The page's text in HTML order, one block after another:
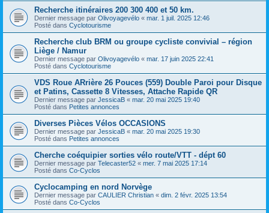
Recherche itinéraires 200 300 400 et 50 km.
Dernier message par Olivoyagevélo « mar. 1 juil. 2025 12:46
Posté dans Cyclotourisme
Recherche club BRM ou groupe cycliste convivial – région
Liège / Namur
Dernier message par Olivoyagevélo « mar. 17 juin 2025 22:41
Posté dans Cyclotourisme
VDS Roue ARrière 26 Pouces (559) Double Paroi pour Disque
et Patins, Cassette 8 Vitesses, Attache Rapide QR
Dernier message par JessicaB « mar. 20 mai 2025 19:40
Posté dans Petites annonces
Diverses Pièces Vélos OCCASIONS
Dernier message par JessicaB « mar. 20 mai 2025 19:30
Posté dans Petites annonces
Cherche coéquipier sorties vélo route/VTT - dépt 60
Dernier message par Telecaster52 « mer. 7 mai 2025 17:14
Posté dans Co-Cyclos
Cyclocamping en nord Norvège
Dernier message par CAULIER Christian « dim. 2 févr. 2025 13:54
Posté dans Co-Cyclos